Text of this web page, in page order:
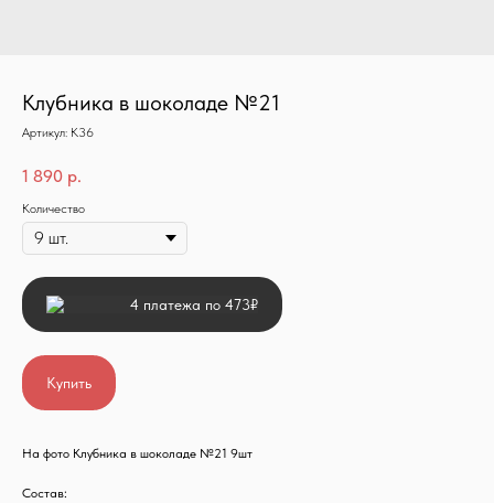
Клубника в шоколаде №21
Артикул: К36
1 890 р.
Количество
Купить
4 платежа по 473₽
На фото Клубника в шоколаде №21 9шт
Состав: